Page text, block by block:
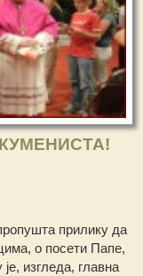
прилику да
о посети Папе,
изгледа, главна